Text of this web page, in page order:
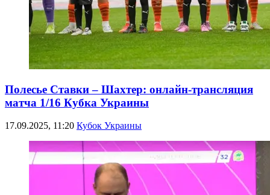
Полесье Ставки – Шахтер: онлайн-трансляция
матча 1/16 Кубка Украины
17.09.2025, 11:20 Кубок Украины